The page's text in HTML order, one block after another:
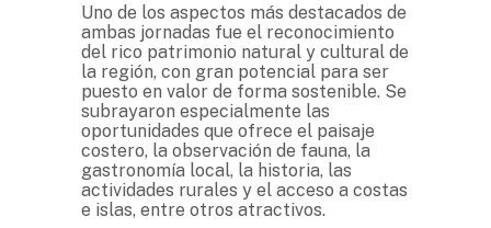
Uno de los aspectos más destacados de
ambas jornadas fue el reconocimiento
del rico patrimonio natural y cultural de
la región, con gran potencial para ser
puesto en valor de forma sostenible. Se
subrayaron especialmente las
oportunidades que ofrece el paisaje
costero, la observación de fauna, la
gastronomía local, la historia, las
actividades rurales y el acceso a costas
e islas, entre otros atractivos.